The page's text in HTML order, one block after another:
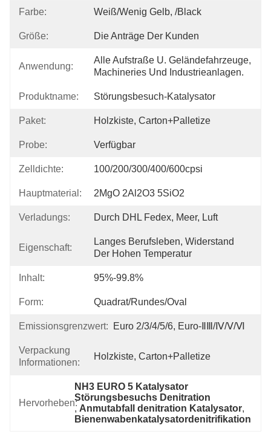
Farbe: Weiß/wenig Gelb, /Black
Größe: Die Anträge Der Kunden
Anwendung:
Alle Aufstraße U. Geländefahrzeuge,
Machineries Und Industrieanlagen.
Produktname: Störungsbesuch-Katalysator
Paket: Holzkiste, Carton+Palletize
Probe: Verfügbar
Zelldichte: 100/200/300/400/600cpsi
Hauptmaterial: 2MgO 2Al2O3 5SiO2
Verladungs: Durch DHL Fedex, Meer, Luft
Eigenschaft:
Langes Berufsleben, Widerstand
Der Hohen Temperatur
Inhalt: 95%-99.8%
Form: Quadrat/rundes/Oval
Emissionsgrenzwert: Euro 2/3/4/5/6, Euro-ⅡⅢ/Ⅳ/Ⅴ/Ⅵ
Verpackung
Informationen:
Holzkiste, Carton+Palletize
Hervorheben:
NH3 EURO 5 Katalysator
Störungsbesuchs Denitration
, Anmutabfall denitration Katalysator,
Bienenwabenkatalysatordenitrifikation